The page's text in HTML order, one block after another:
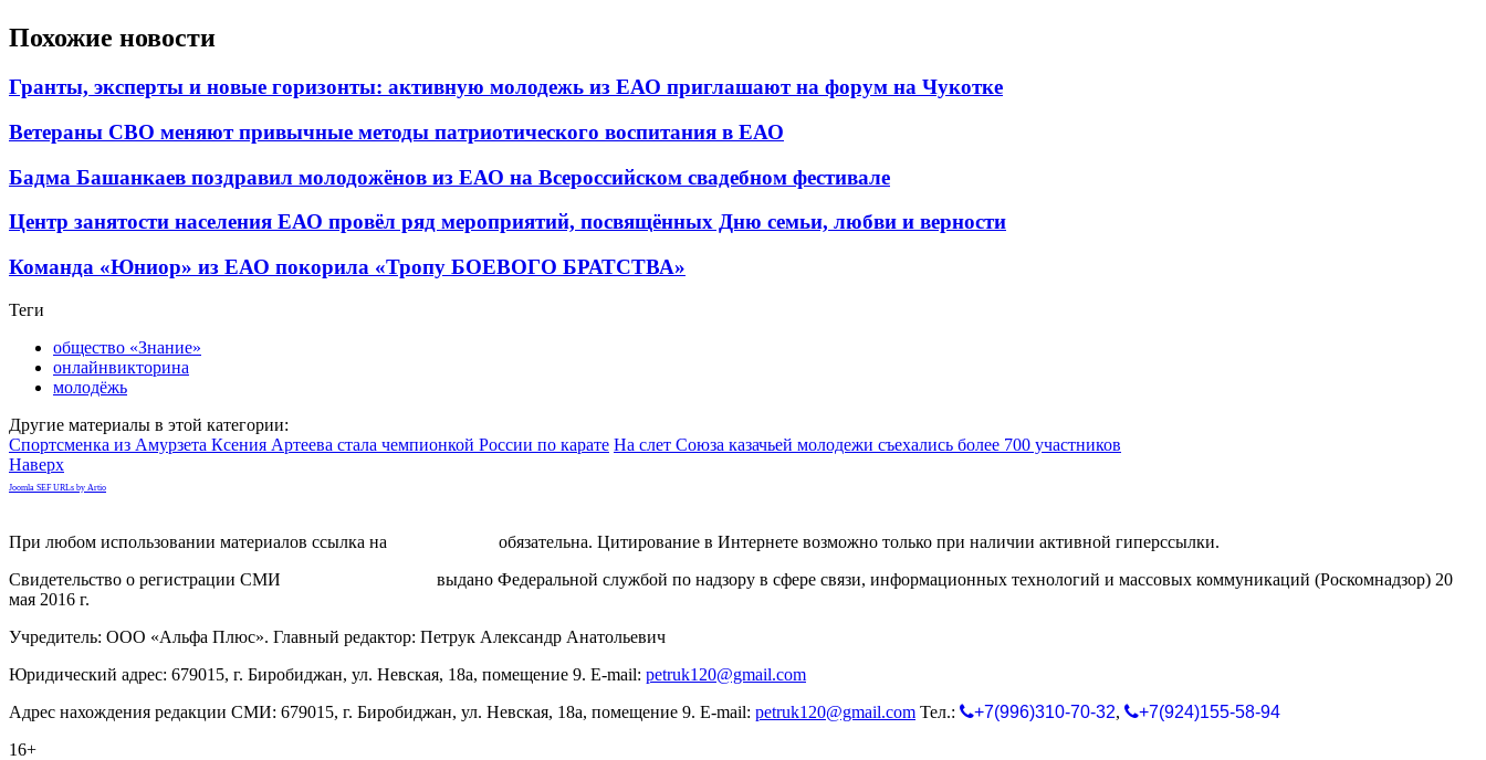
Похожие новости
Гранты, эксперты и новые горизонты: активную молодежь из ЕАО приглашают на форум на Чукотке
Ветераны СВО меняют привычные методы патриотического воспитания в ЕАО
Бадма Башанкаев поздравил молодожёнов из ЕАО на Всероссийском свадебном фестивале
Центр занятости населения ЕАО провёл ряд мероприятий, посвящённых Дню семьи, любви и верности
Команда «Юниор» из ЕАО покорила «Тропу БОЕВОГО БРАТСТВА»
Теги
общество «Знание»
онлайнвикторина
молодёжь
Другие материалы в этой категории:
Спортсменка из Амурзета Ксения Артеева стала чемпионкой России по карате На слет Союза казачьей молодежи съехались более 700 участников
Наверх
Joomla SEF URLs by Artio
При любом использовании материалов ссылка на
обязательна. Цитирование в Интернете возможно только при наличии активной гиперссылки.
Свидетельство о регистрации СМИ
выдано Федеральной службой по надзору в сфере связи, информационных технологий и массовых коммуникаций (Роскомнадзор) 20
мая 2016 г.
Учредитель: ООО «Альфа Плюс». Главный редактор: Петрук Александр Анатольевич
Юридический адрес: 679015, г. Биробиджан, ул. Невская, 18а, помещение 9. E-mail: petruk120@gmail.com
Адрес нахождения редакции СМИ: 679015, г. Биробиджан, ул. Невская, 18а, помещение 9. E-mail: petruk120@gmail.com Тел.: +7(996)310-70-32,
+7(924)155-58-94
16+